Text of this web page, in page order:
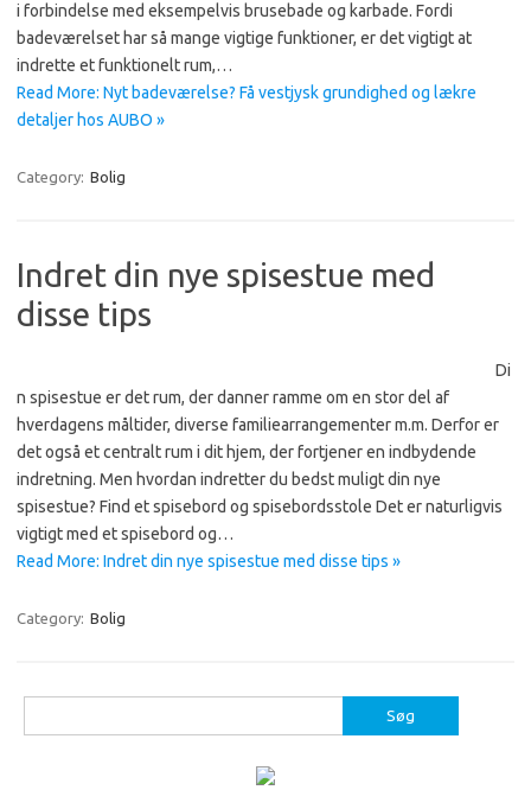
i forbindelse med eksempelvis brusebade og karbade. Fordi
badeværelset har så mange vigtige funktioner, er det vigtigt at
indrette et funktionelt rum,…
Read More: Nyt badeværelse? Få vestjysk grundighed og lækre
detaljer hos AUBO »
Category: Bolig
Indret din nye spisestue med
disse tips
Di
n spisestue er det rum, der danner ramme om en stor del af
hverdagens måltider, diverse familiearrangementer m.m. Derfor er
det også et centralt rum i dit hjem, der fortjener en indbydende
indretning. Men hvordan indretter du bedst muligt din nye
spisestue? Find et spisebord og spisebordsstole Det er naturligvis
vigtigt med et spisebord og…
Read More: Indret din nye spisestue med disse tips »
Category: Bolig
efter: